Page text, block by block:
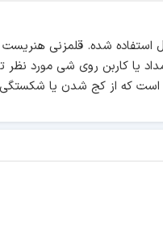
از دوده ذغال استفاده شده.
یا کاربن روی شی مورد
است که از کج شدن یا